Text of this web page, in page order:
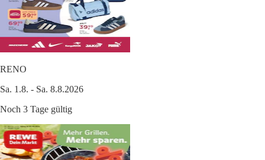
RENO
Sa. 1.8. - Sa. 8.8.2026
Noch 3 Tage gültig